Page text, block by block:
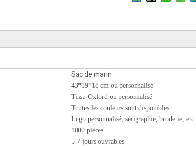
Sac de marin
43*19*18 cm ou personnalisé
Tissu Oxford ou personnalisé
Toutes les couleurs sont disponibles
Logo personnalisé, sérigraphie, broderie, etc.
1000 pièces
5-7 jours ouvrables